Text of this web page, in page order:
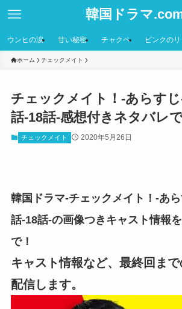
韓国ドラマ
ウンヒの涙 甘い秘密 チャクペ ピンクの
ホーム チェックメイト
チェックメイト！-あらす
話-18話-感想付きネタバレ
チェックメイト 2020年5月26日
韓国ドラマ-チェックメイト！-あ
話-18話-の画像つきキャスト情報
で！
キャスト情報など、最終回ま
配信します。